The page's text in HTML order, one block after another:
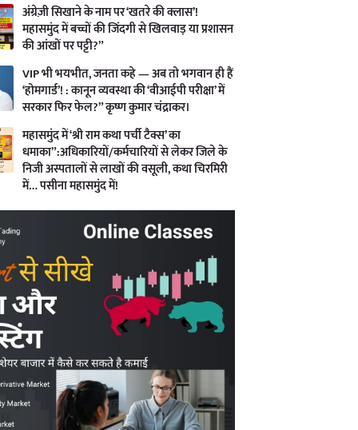
अंग्रेज़ी सिखाने के नाम पर ‘खतरे की क्लास’!
महासमुंद में बच्चों की जिंदगी से खिलवाड़ या प्रशासन
की आंखों पर पट्टी?”
VIP भी भयभीत, जनता कहे — अब तो भगवान ही हैं
‘होमगार्ड’! : कानून व्यवस्था की ‘वीआईपी परीक्षा’ में
सरकार फिर फेल?” कृष्ण कुमार चंद्राकर।
महासमुंद में ‘श्री राम कथा पर्ची टैक्स’ का
धमाका”:अधिकारियों/कर्मचारियों से लेकर जिले के
निजी अस्पतालों से लाखों की वसूली, कथा चिरमिरी
में… पसीना महासमुंद में!